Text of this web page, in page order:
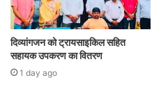
दिव्यांगजन को ट्रायसाइकिल सहित
सहायक उपकरण का वितरण
1 day ago